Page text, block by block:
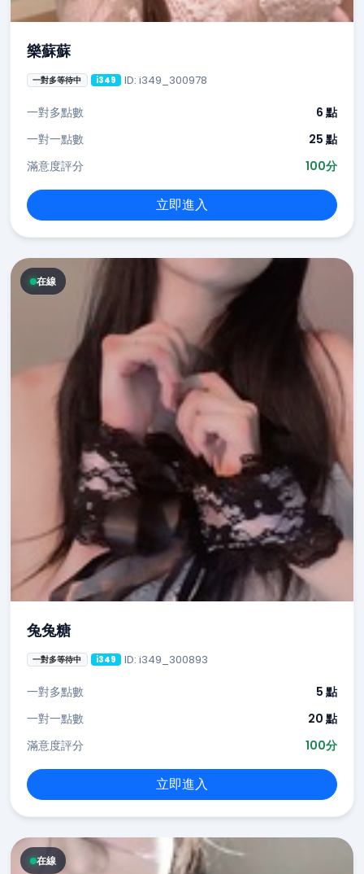
樂蘇蘇
一對多等待中 i349 ID: i349_300978
一對多點數
6 點
一對一點數
25 點
滿意度評分
100分
立即進入
在線
兔兔糖
一對多等待中 i349 ID: i349_300893
一對多點數
5 點
一對一點數
20 點
滿意度評分
100分
立即進入
在線